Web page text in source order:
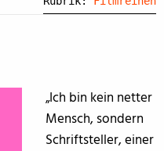
„Ich bin kein netter
Mensch, sondern
Schriftsteller, einer